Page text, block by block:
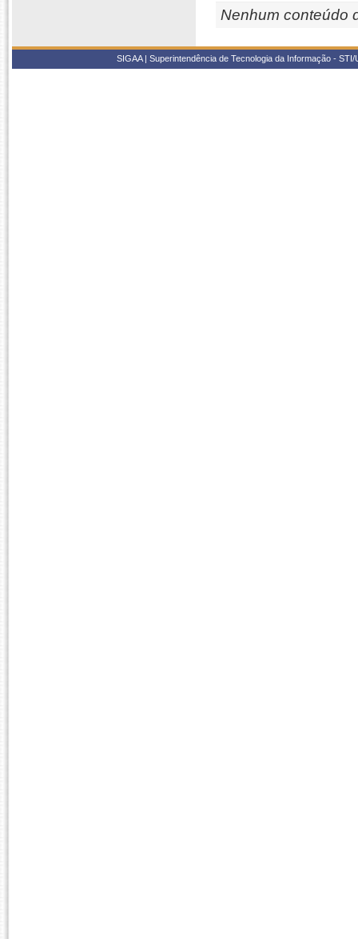
Nenhum conteúdo
SIGAA | Superintendência de Tecnologia da Informação -